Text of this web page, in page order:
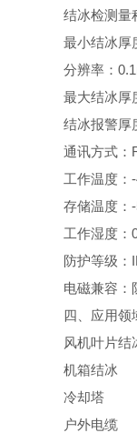
结冰检测量
最小结冰厚
分辨率：
最大结冰厚
结冰报警厚
通讯方式：
工作温度
存储温度
工作湿度：
防护等级：
电磁兼容：
四、应用领
风机叶片结
机箱结冰
冷却塔
户外电缆